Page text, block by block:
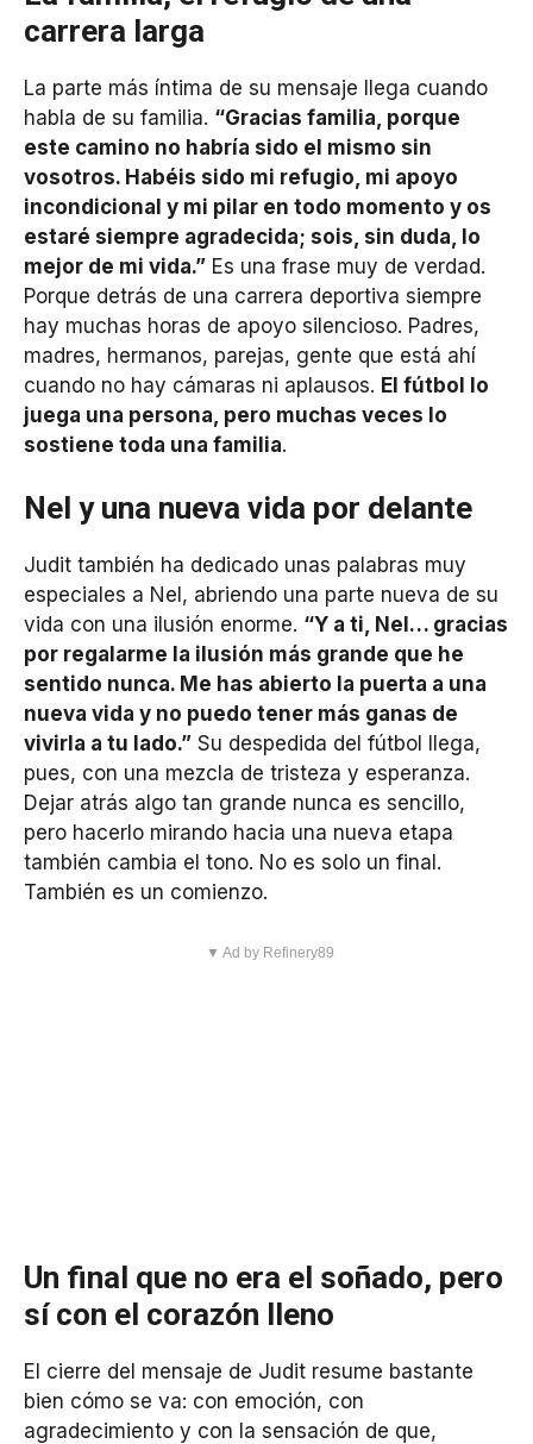
carrera larga
La parte más íntima de su mensaje llega cuando
habla de su familia. “Gracias familia, porque
este camino no habría sido el mismo sin
vosotros. Habéis sido mi refugio, mi apoyo
incondicional y mi pilar en todo momento y os
estaré siempre agradecida; sois, sin duda, lo
mejor de mi vida.” Es una frase muy de verdad.
Porque detrás de una carrera deportiva siempre
hay muchas horas de apoyo silencioso. Padres,
madres, hermanos, parejas, gente que está ahí
cuando no hay cámaras ni aplausos. El fútbol lo
juega una persona, pero muchas veces lo
sostiene toda una familia.
Nel y una nueva vida por delante
Judit también ha dedicado unas palabras muy
especiales a Nel, abriendo una parte nueva de su
vida con una ilusión enorme. “Y a ti, Nel… gracias
por regalarme la ilusión más grande que he
sentido nunca. Me has abierto la puerta a una
nueva vida y no puedo tener más ganas de
vivirla a tu lado.” Su despedida del fútbol llega,
pues, con una mezcla de tristeza y esperanza.
Dejar atrás algo tan grande nunca es sencillo,
pero hacerlo mirando hacia una nueva etapa
también cambia el tono. No es solo un final.
También es un comienzo.
▼ Ad by Refinery89
Un final que no era el soñado, pero
sí con el corazón lleno
El cierre del mensaje de Judit resume bastante
bien cómo se va: con emoción, con
agradecimiento y con la sensación de que,